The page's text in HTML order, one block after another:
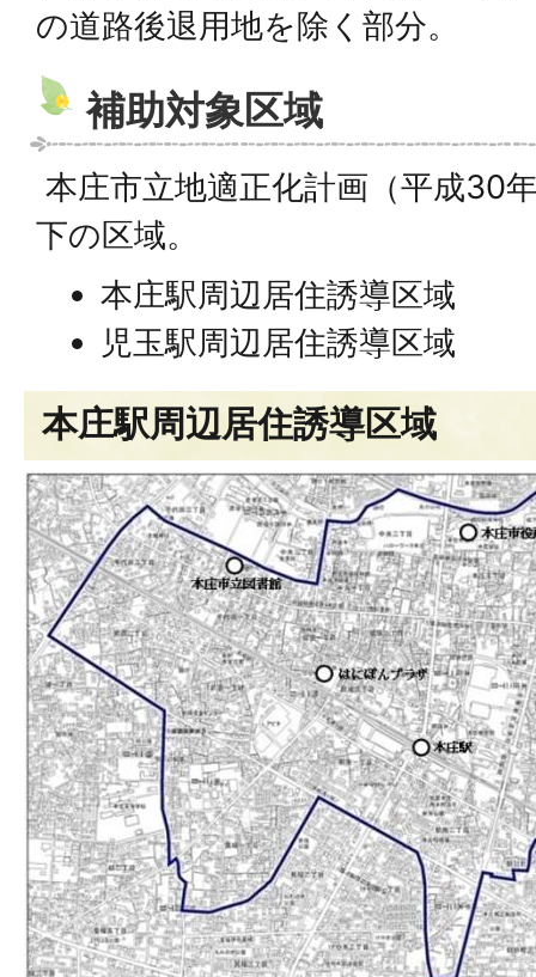
の道路後退用地を除く部分。
補助対象区域
本庄市立地適正化計画（平成30
下の区域。
本庄駅周辺居住誘導区域
児玉駅周辺居住誘導区域
本庄駅周辺居住誘導区域